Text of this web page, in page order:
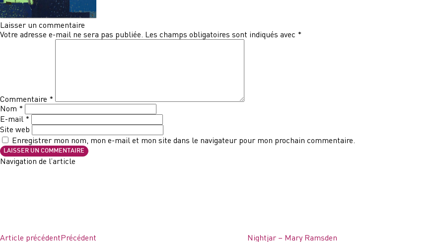
Laisser un commentaire
Votre adresse e-mail ne sera pas publiée. Les champs obligatoires sont indiqués avec *
Commentaire *
Nom *
E-mail *
Site web
Enregistrer mon nom, mon e-mail et mon site dans le navigateur pour mon prochain commentaire.
Navigation de l’article
Article précédentPrécédent Nightjar – Mary Ramsden